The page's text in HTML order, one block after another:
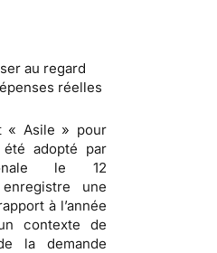
au regard
réelles
« Asile » pour
adopté par
le 12
une
à l’année
contexte de
la demande